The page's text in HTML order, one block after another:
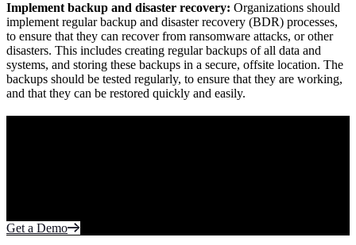
Implement backup and disaster recovery: Organizations should
implement regular backup and disaster recovery (BDR) processes,
to ensure that they can recover from ransomware attacks, or other
disasters. This includes creating regular backups of all data and
systems, and storing these backups in a secure, offsite location. The
backups should be tested regularly, to ensure that they are working,
and that they can be restored quickly and easily.
Get a Demo